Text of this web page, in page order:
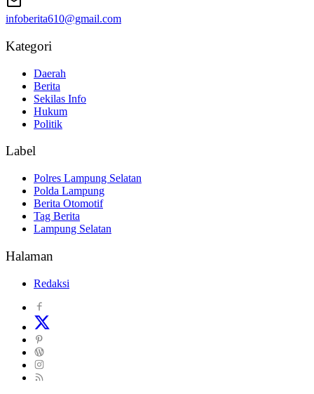
infoberita610@gmail.com
Kategori
Daerah
Berita
Sekilas Info
Hukum
Politik
Label
Polres Lampung Selatan
Polda Lampung
Berita Otomotif
Tag Berita
Lampung Selatan
Halaman
Redaksi